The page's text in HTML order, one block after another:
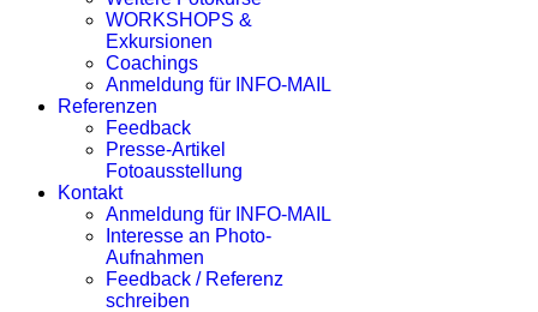
WORKSHOPS &
Exkursionen
Coachings
Anmeldung für INFO-MAIL
Referenzen
Feedback
Presse-Artikel
Fotoausstellung
Kontakt
Anmeldung für INFO-MAIL
Interesse an Photo-
Aufnahmen
Feedback / Referenz
schreiben